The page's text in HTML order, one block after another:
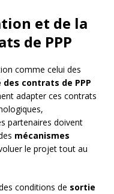
et de la
de PPP
comme celui des
contrats de PPP
adapter ces contrats
partenaires doivent
mécanismes
le projet tout au
conditions de sortie